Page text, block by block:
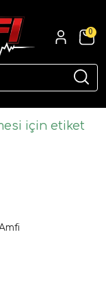
0
için etiket